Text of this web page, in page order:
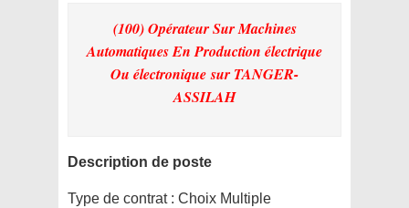
(100) Opérateur Sur Machines
Automatiques En Production électrique
Ou électroniquesur TANGER-
ASSILAH
Description de poste
Type de contrat : Choix Multiple